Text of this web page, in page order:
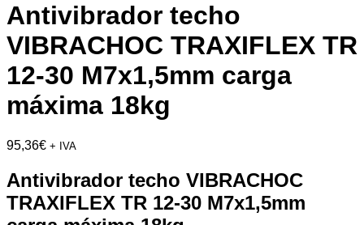
Antivibrador techo
VIBRACHOC TRAXIFLEX TR
12-30 M7x1,5mm carga
máxima 18kg
95,36€ + IVA
Antivibrador techo VIBRACHOC
TRAXIFLEX TR 12-30 M7x1,5mm